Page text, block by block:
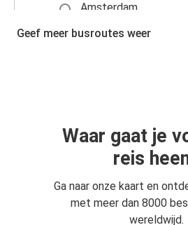
Amsterdam
Eindhoven
Geef meer busroutes weer
Waar gaat je
reis
Ga naar onze kaart en
met meer dan 8000
wereldwijd.